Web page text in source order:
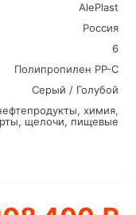
AlePlast
Россия
6
Полипропилен PP-C
Серый / Голубой
химия,
щелочи, пищевые